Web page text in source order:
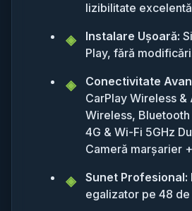
lizibilitate
Instalare Ușoară:
Play, fără
Conectivitate
CarPlay Wireless
Wireless, Bluetooth
4G & Wi-Fi 5GHz
Cameră marșarier
Sunet Profesional:
egalizator pe 48 de